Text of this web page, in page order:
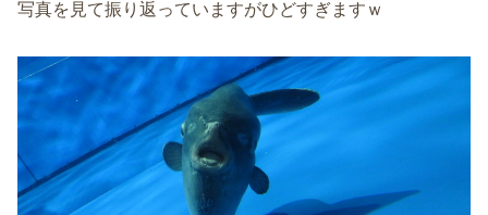
写真を見て振り返っていますがひどすぎますｗ